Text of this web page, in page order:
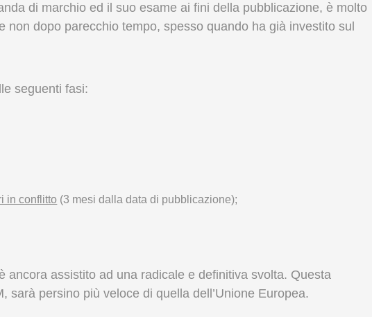
di marchio ed il suo esame ai fini della pubblicazione, è molto
dopo parecchio tempo, spesso quando ha già investito sul
seguenti fasi:
in conflitto (3 mesi dalla data di pubblicazione);
ancora assistito ad una radicale e definitiva svolta. Questa
sarà persino più veloce di quella dell’Unione Europea.